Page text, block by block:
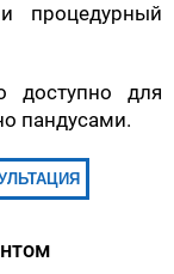
процедурный
доступно для
пандусами.